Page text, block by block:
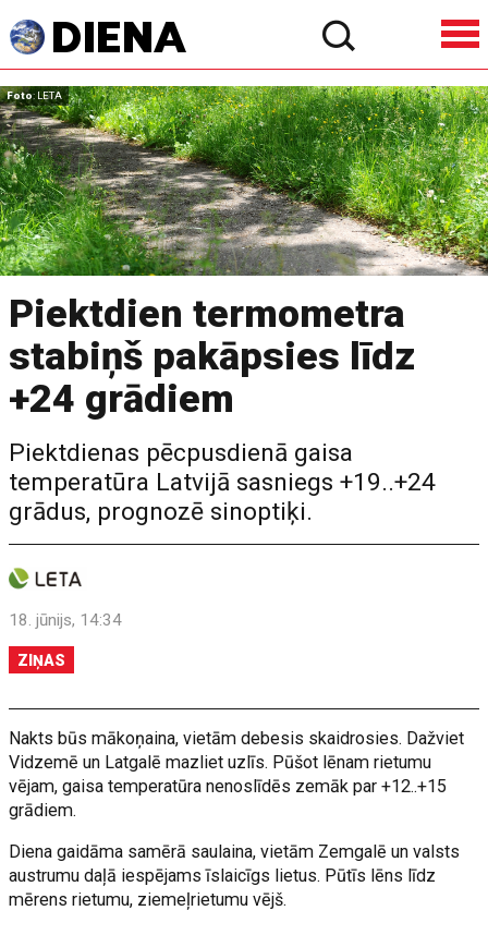
Foto: LETA
Piektdien termometra
stabiņš pakāpsies līdz
+24 grādiem
Piektdienas pēcpusdienā gaisa
temperatūra Latvijā sasniegs +19..+24
grādus, prognozē sinoptiķi.
18. jūnijs, 14:34
ZIŅAS
Nakts būs mākoņaina, vietām debesis skaidrosies. Dažviet
Vidzemē un Latgalē mazliet uzlīs. Pūšot lēnam rietumu
vējam, gaisa temperatūra nenoslīdēs zemāk par +12..+15
grādiem.
Diena gaidāma samērā saulaina, vietām Zemgalē un valsts
austrumu daļā iespējams īslaicīgs lietus. Pūtīs lēns līdz
mērens rietumu, ziemeļrietumu vējš.